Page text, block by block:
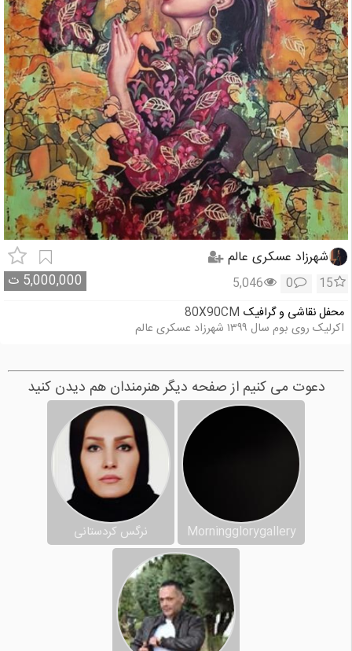
شهرزاد عسکری عالم
5,000,000 ت 15
0
5,046
محفل نقاشی و گرافیک 80X90CM
اکرلیک روی بوم سال ۱۳۹۹ شهرزاد عسکری عالم
دعوت می کنیم از صفحه دیگر هنرمندان هم دیدن کنید
Morningglorygallery نرگس کردستانی